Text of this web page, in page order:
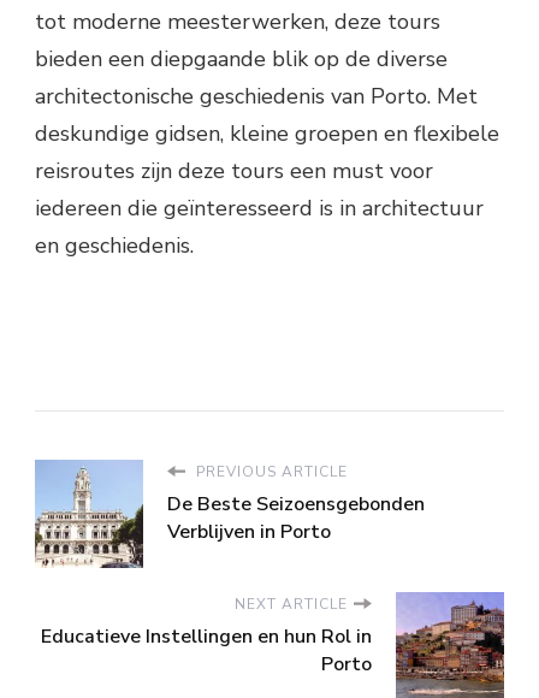
tot moderne meesterwerken, deze tours
bieden een diepgaande blik op de diverse
architectonische geschiedenis van Porto. Met
deskundige gidsen, kleine groepen en flexibele
reisroutes zijn deze tours een must voor
iedereen die geïnteresseerd is in architectuur
en geschiedenis.
PREVIOUS ARTICLE
De Beste Seizoensgebonden
Verblijven in Porto
NEXT ARTICLE
Educatieve Instellingen en hun Rol in
Porto